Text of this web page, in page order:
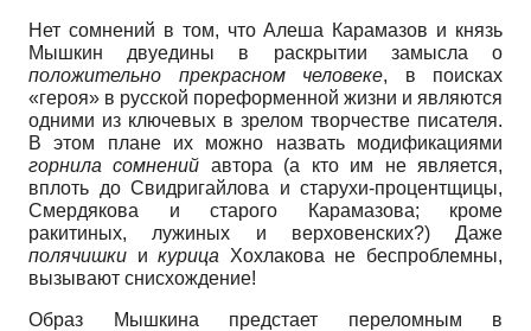
Нет сомнений в том, что Алеша Карамазов и князь
Мышкин двуедины в раскрытии замысла о
положительно прекрасном человеке, в поисках
«героя» в русской пореформенной жизни и являются
одними из ключевых в зрелом творчестве писателя.
В этом плане их можно назвать модификациями
горнила сомнений автора (а кто им не является,
вплоть до Свидригайлова и старухи-процентщицы,
Смердякова и старого Карамазова; кроме
ракитиных, лужиных и верховенских?) Даже
полячишки икурица Хохлакова не беспроблемны,
вызывают снисхождение!
Образ Мышкина предстает переломным в